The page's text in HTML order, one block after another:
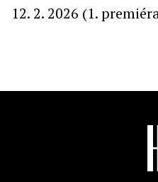
12. 2. 2026 (1.